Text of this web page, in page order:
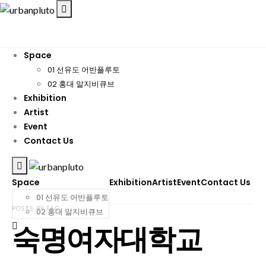
Space
01 선유도 어반플루토
02 홍대 알지비큐브
Exhibition
Artist
Event
Contact Us
Space
01 선유도 어반플루토
02 홍대 알지비큐브
ExhibitionArtistEventContact Us
POSTS BY TAG
숙명여자대학교